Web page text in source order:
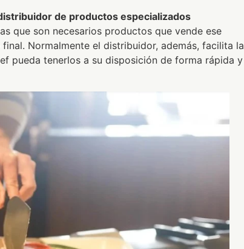
de productos especializados
que son necesarios productos que vende ese
Normalmente el distribuidor, además, facilita la
pueda tenerlos a su disposición de forma rápida y